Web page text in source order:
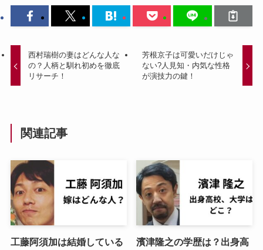
西村瑞樹の妻はどんな人な
の？人柄と馴れ初めを徹底
リサーチ！
芳根京子は可愛いだけじゃ
ない?人見知・内気な性格
が演技力の鍵！
関連記事
工藤阿須加は結婚している
濱津隆之の学歴は？出身高